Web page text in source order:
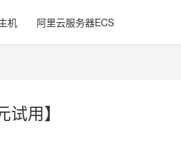
机 阿里云服务器ECS
用】